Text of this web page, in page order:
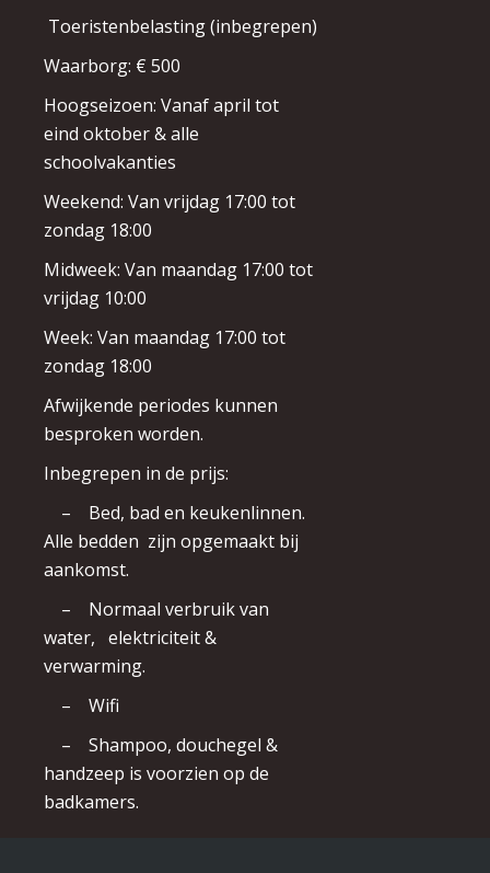
Toeristenbelasting (inbegrepen)
Waarborg: € 500
Hoogseizoen: Vanaf april tot
eind oktober & alle
schoolvakanties
Weekend: Van vrijdag 17:00 tot
zondag 18:00
Midweek: Van maandag 17:00 tot
vrijdag 10:00
Week: Van maandag 17:00 tot
zondag 18:00
Afwijkende periodes kunnen
besproken worden.
Inbegrepen in de prijs:
– Bed, bad en keukenlinnen.
Alle bedden zijn opgemaakt bij
aankomst.
– Normaal verbruik van
water, elektriciteit &
verwarming.
– Wifi
– Shampoo, douchegel &
handzeep is voorzien op de
badkamers.